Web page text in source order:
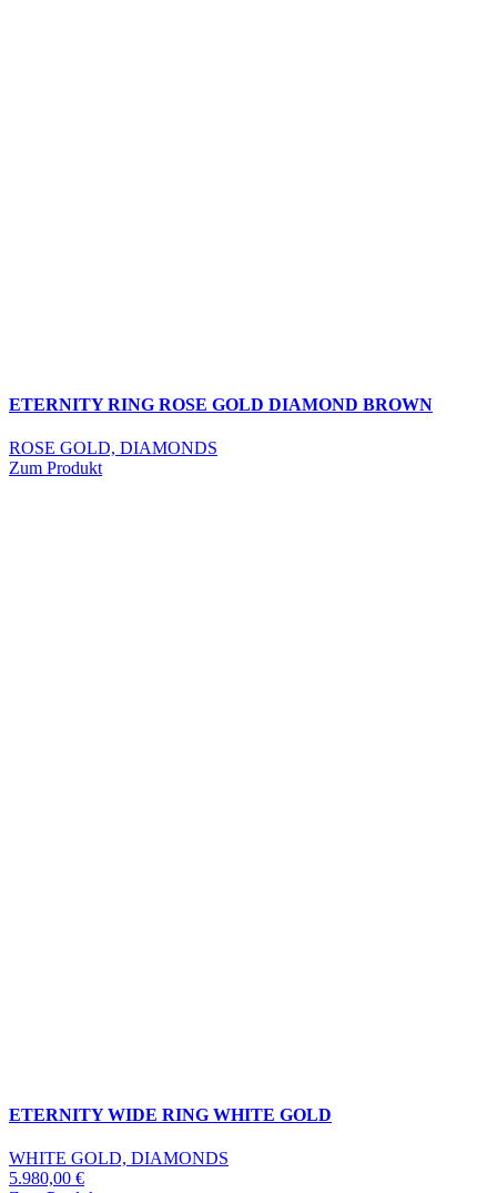
ETERNITY RING ROSE GOLD DIAMOND BROWN
ROSE GOLD, DIAMONDS
Zum Produkt
ETERNITY WIDE RING WHITE GOLD
WHITE GOLD, DIAMONDS
5.980,00 €